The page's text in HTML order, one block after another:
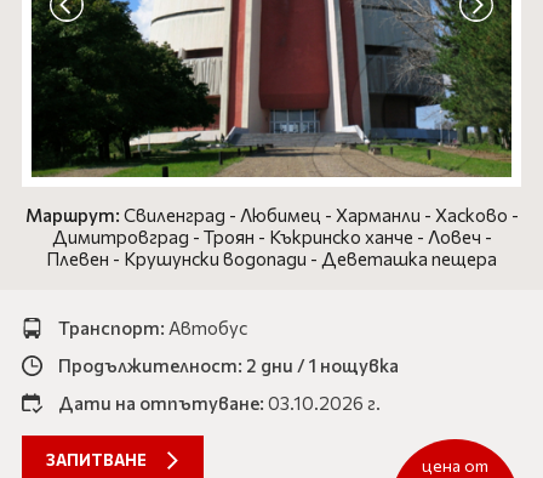
Айвалък
Кушадасъ
Дидим
Бодрум
Анталия
ЕКЗОТИКА
САМОЛЕТНИ ПРОГРАМИ
ХОТЕЛИ В БЪЛГАРИЯ
Документи
Новини
Подаръчен ваучер
Продажба на автобуси
Автобуси под наем
Екскурзии
Подарък ваучер
0888 200 860 Запитване
Маршрут: Свиленград - Любимец - Харманли - Хасково -
Димитровград - Троян - Къкринско ханче - Ловеч -
Плевен - Крушунски водопади - Деветашка пещера
Транспорт: Автобус
Продължителност: 2 дни / 1 нощувка
Дати на отпътуване: 03.10.2026 г.
ЗАПИТВАНЕ цена от